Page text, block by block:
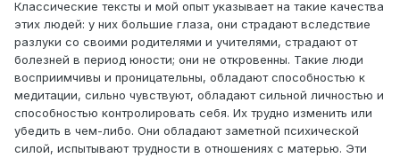
Классические тексты и мой опыт указывает на такие качества
этих людей: у них большие глаза, они страдают вследствие
разлуки со своими родителями и учителями, страдают от
болезней в период юности; они не откровенны. Такие люди
восприимчивы и проницательны, обладают способностью к
медитации, сильно чувствуют, обладают сильной личностью и
способностью контролировать себя. Их трудно изменить или
убедить в чем-либо. Они обладают заметной психической
силой, испытывают трудности в отношениях с матерью. Эти